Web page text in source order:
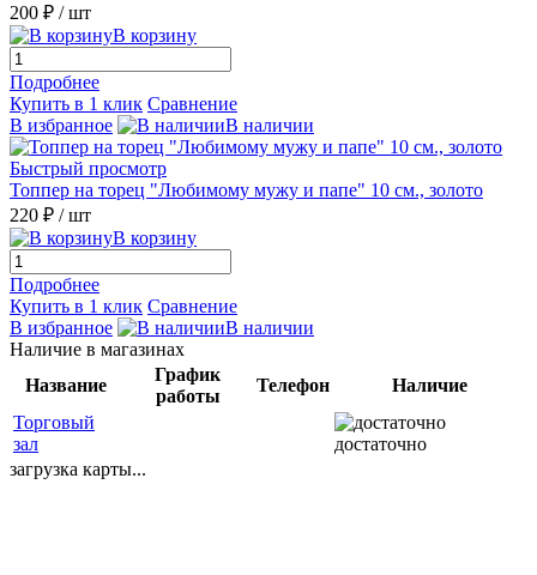
200 ₽ / шт
В корзину
Подробнее
Купить в 1 клик Сравнение
В избранное
В наличии
Быстрый просмотр
Топпер на торец "Любимому мужу и папе" 10 см., золото
220 ₽ / шт
В корзину
Подробнее
Купить в 1 клик Сравнение
В избранное
В наличии
Наличие в магазинах
Название
График
работы
Телефон
Наличие
Торговый
зал
достаточно
загрузка карты...